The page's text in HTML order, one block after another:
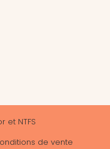
et NTFS
de vente